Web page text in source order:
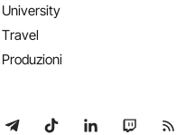
University
Travel
Produzioni
su WhatsApp
Seguici su Telegram
Seguici su TikTok
Seguici su
Seguici